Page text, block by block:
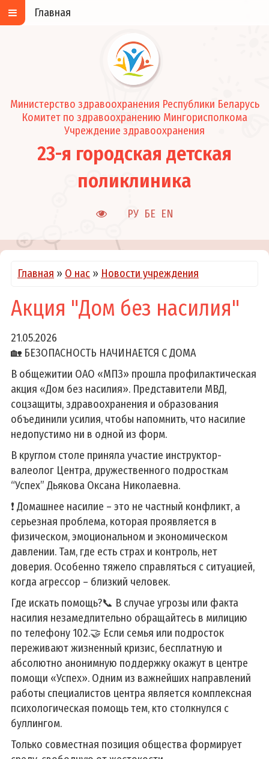
Министерство здравоохранения Республики Беларусь
Комитет по здравоохранению Мингорисполкома
Учреждение здравоохранения
23-я городская детская
поликлиника
РУ БЕ EN
Главная
Главная » О нас » Новости учреждения
Акция "Дом без насилия"
21.05.2026
🏡 БЕЗОПАСНОСТЬ НАЧИНАЕТСЯ С ДОМА
В общежитии ОАО «МПЗ» прошла профилактическая
акция «Дом без насилия». Представители МВД,
соцзащиты, здравоохранения и образования
объединили усилия, чтобы напомнить, что насилие
недопустимо ни в одной из форм.
В круглом столе приняла участие инструктор-
валеолог Центра, дружественного подросткам
“Успех” Дьякова Оксана Николаевна.
❗️ Домашнее насилие – это не частный конфликт, а
серьезная проблема, которая проявляется в
физическом, эмоциональном и экономическом
давлении. Там, где есть страх и контроль, нет
доверия. Особенно тяжело справляться с ситуацией,
когда агрессор – близкий человек.
Где искать помощь?📞 В случае угрозы или факта
насилия незамедлительно обращайтесь в милицию
по телефону 102.🤝 Если семья или подросток
переживают жизненный кризис, бесплатную и
абсолютно анонимную поддержку окажут в центре
помощи «Успех». Одним из важнейших направлений
работы специалистов центра является комплексная
психологическая помощь тем, кто столкнулся с
буллингом.
Только совместная позиция общества формирует